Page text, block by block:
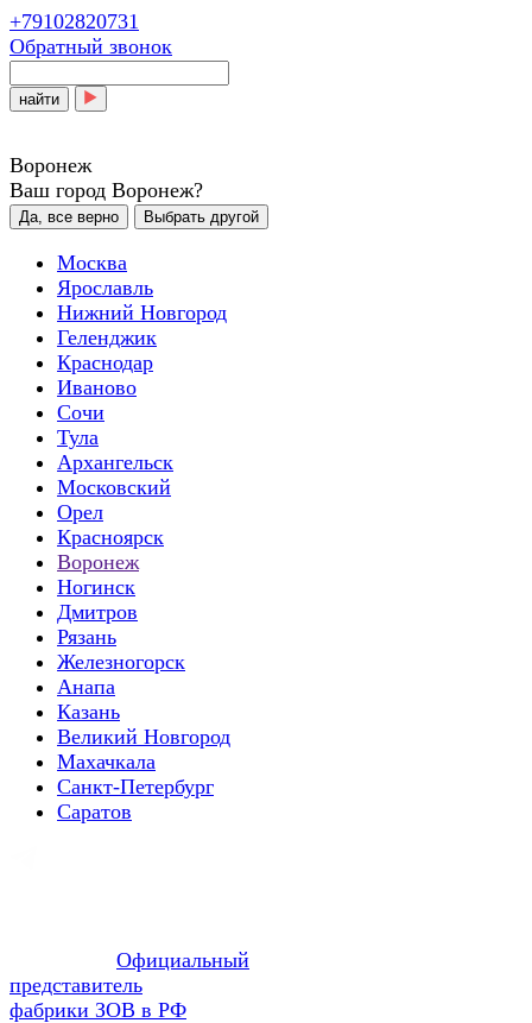
+79102820731
Обратный звонок
найти
Воронеж
Ваш город Воронеж?
Да, все верно Выбрать другой
Москва
Ярославль
Нижний Новгород
Геленджик
Краснодар
Иваново
Сочи
Тула
Архангельск
Московский
Орел
Красноярск
Воронеж
Ногинск
Дмитров
Рязань
Железногорск
Анапа
Казань
Великий Новгород
Махачкала
Санкт-Петербург
Саратов
Официальный
представитель
фабрики ЗОВ в РФ